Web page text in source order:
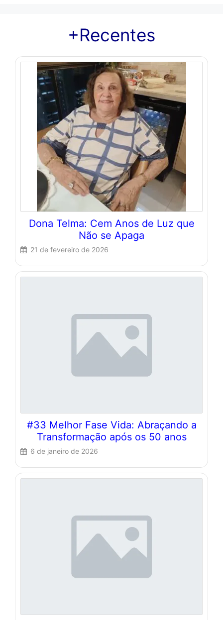
+Recentes
Dona Telma: Cem Anos de Luz que
Não se Apaga
21 de fevereiro de 2026
#33 Melhor Fase Vida: Abraçando a
Transformação após os 50 anos
6 de janeiro de 2026